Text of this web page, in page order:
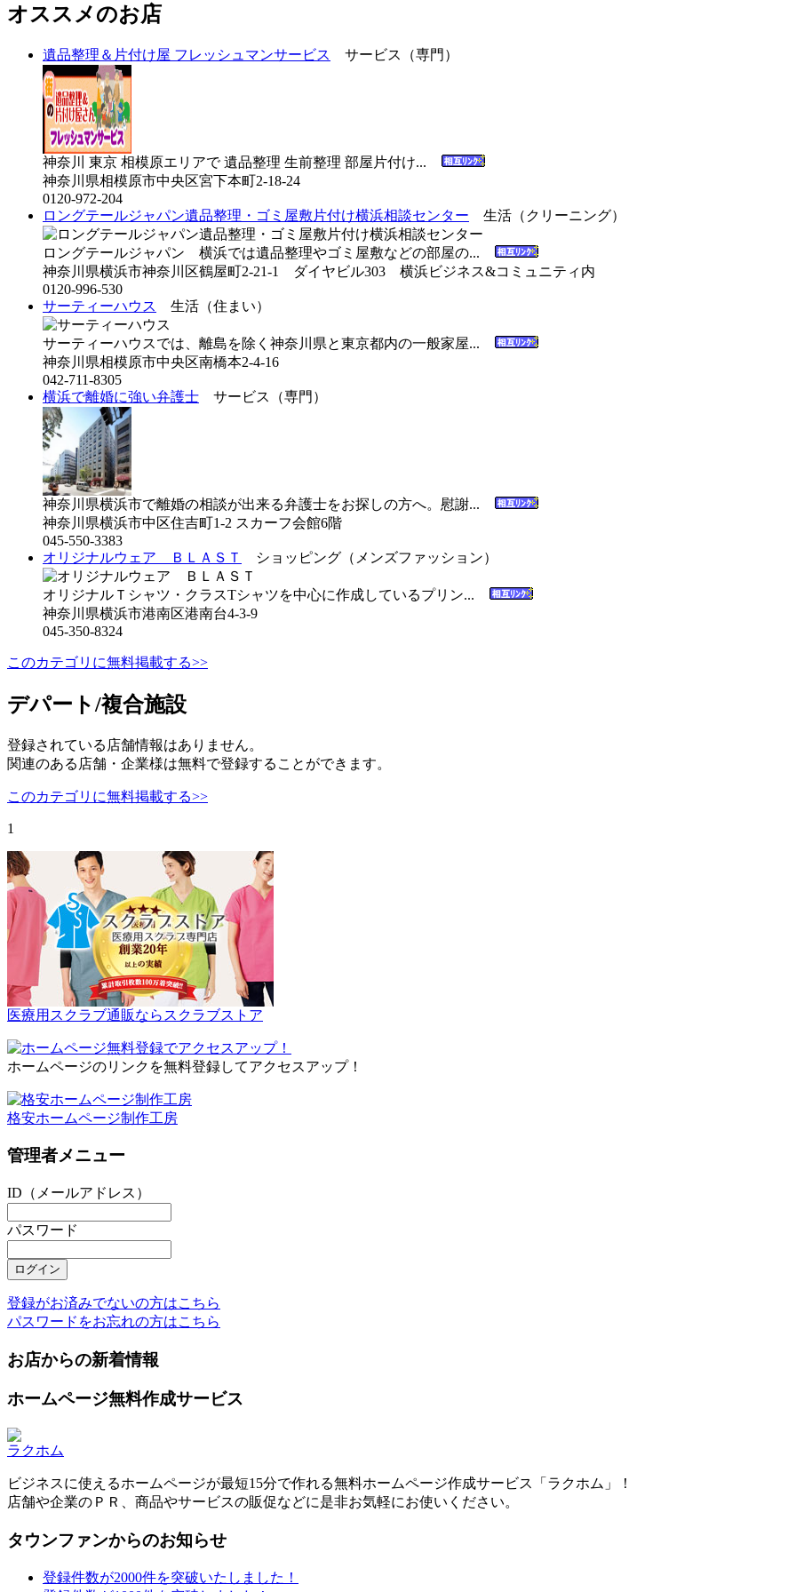
オススメのお店
遺品整理＆片付け屋 フレッシュマンサービス サービス（専門）
神奈川 東京 相模原エリアで 遺品整理 生前整理 部屋片付け...
神奈川県相模原市中央区宮下本町2-18-24
0120-972-204
ロングテールジャパン遺品整理・ゴミ屋敷片付け横浜相談センター 生活（クリーニング）
ロングテールジャパン 横浜では遺品整理やゴミ屋敷などの部屋の...
神奈川県横浜市神奈川区鶴屋町2-21-1 ダイヤビル303 横浜ビジネス&コミュニティ内
0120-996-530
サーティーハウス
生活（住まい）
サーティーハウスでは、離島を除く神奈川県と東京都内の一般家屋...
神奈川県相模原市中央区南橋本2-4-16
042-711-8305
横浜で離婚に強い弁護士 サービス（専門）
神奈川県横浜市で離婚の相談が出来る弁護士をお探しの方へ。慰謝...
神奈川県横浜市中区住吉町1-2 スカーフ会館6階
045-550-3383
オリジナルウェア ＢＬＡＳＴ
ショッピング（メンズファッション）
オリジナルＴシャツ・クラスTシャツを中心に作成しているプリン...
神奈川県横浜市港南区港南台4-3-9
045-350-8324
このカテゴリに無料掲載する>>
デパート/複合施設
登録されている店舗情報はありません。
関連のある店舗・企業様は無料で登録することができます。
このカテゴリに無料掲載する>>
1
医療用スクラブ通販ならスクラブストア
ホームページのリンクを無料登録してアクセスアップ！
格安ホームページ制作工房
管理者メニュー
ID（メールアドレス）
パスワード
登録がお済みでないの方はこちら
パスワードをお忘れの方はこちら
お店からの新着情報
ホームページ無料作成サービス
ラクホム
ビジネスに使えるホームページが最短15分で作れる無料ホームページ作成サービス「ラクホム」！
店舗や企業のＰＲ、商品やサービスの販促などに是非お気軽にお使いください。
タウンファンからのお知らせ
登録件数が2000件を突破いたしました！